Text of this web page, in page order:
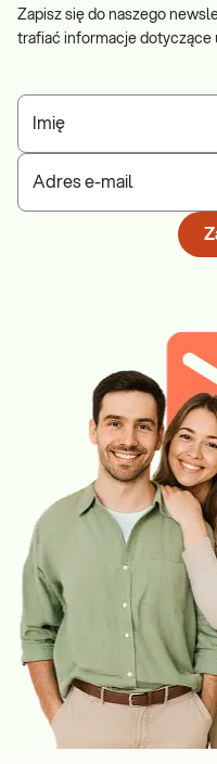
Zapisz się do naszego
trafiać informacje dotyczące
Imię
Adres e-mail